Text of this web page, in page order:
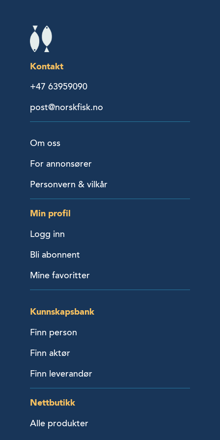
Kontakt
+47 63959090
post@norskfisk.no
Om oss
For annonsører
Personvern & vilkår
Min profil
Logg inn
Bli abonnent
Mine favoritter
Kunnskapsbank
Finn person
Finn aktør
Finn leverandør
Nettbutikk
Alle produkter